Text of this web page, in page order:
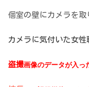
個室の壁にカメラを取
カメラに気付いた女性
盗撮画像のデータが入っ